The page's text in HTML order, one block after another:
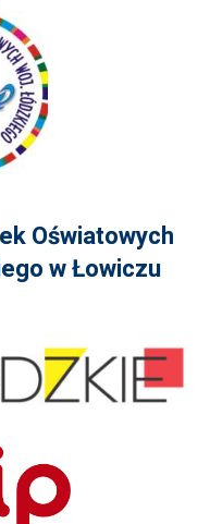
Oświatowych
w Łowiczu